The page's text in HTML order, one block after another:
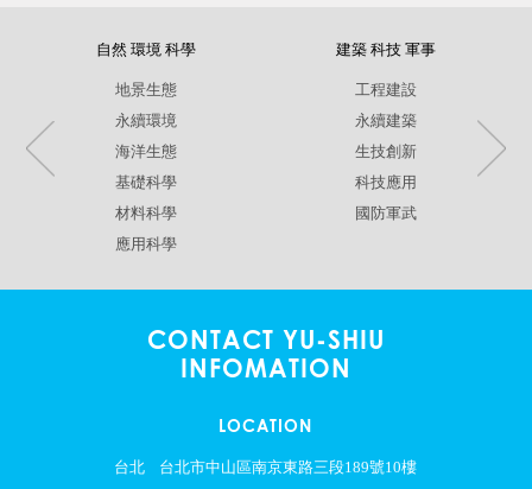
自然 環境 科學
地景生態
永續環境
海洋生態
基礎科學
材料科學
應用科學
建築 科技 軍事
工程建設
永續建築
生技創新
科技應用
國防軍武
CONTACT YU-SHIU
INFOMATION
LOCATION
台北
台北市中山區南京東路三段189號10樓